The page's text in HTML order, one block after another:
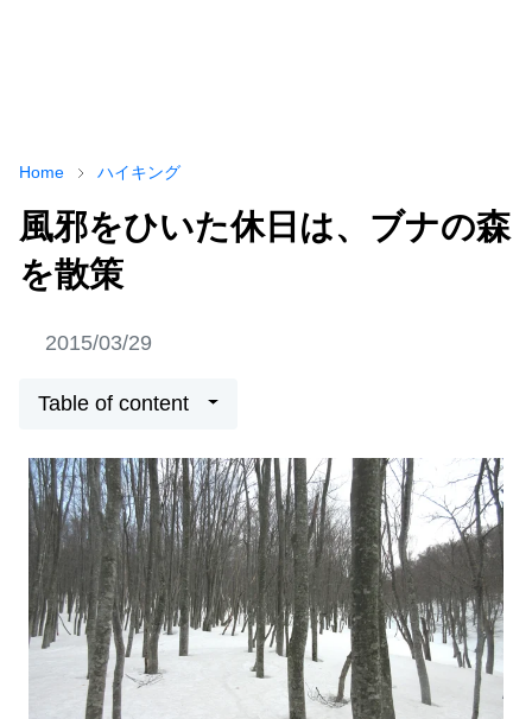
Home ハイキング
風邪をひいた休日は、ブナの森
を散策
2015/03/29
Table of content